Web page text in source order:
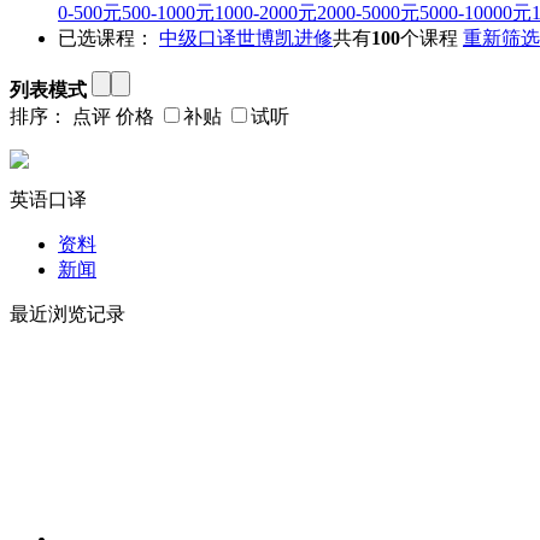
0-500元500-1000元1000-2000元2000-5000元5000-10000元
已选课程：
中级口译世博凯进修共有100个课程 重新筛选
列表模式
排序：
点评 价格 补贴 试听
英语口译
资料
新闻
最近浏览记录